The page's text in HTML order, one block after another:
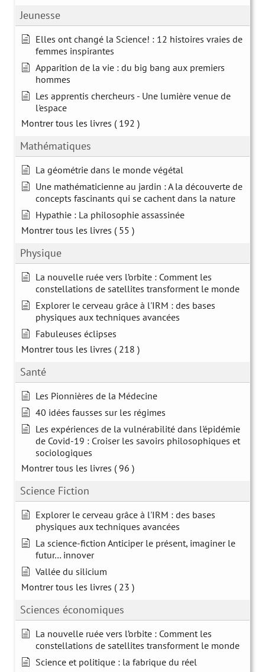
Jeunesse
Elles ont changé la Science! : 12 histoires vraies de
femmes inspirantes
Apparition de la vie : du big bang aux premiers
hommes
Les apprentis chercheurs - Une lumière venue de
l'espace
Montrer tous les livres ( 192 )
Mathématiques
La géométrie dans le monde végétal
Une mathématicienne au jardin : A la découverte de
concepts fascinants qui se cachent dans la nature
Hypathie : La philosophie assassinée
Montrer tous les livres ( 55 )
Physique
La nouvelle ruée vers l’orbite : Comment les
constellations de satellites transforment le monde
Explorer le cerveau grâce à l'IRM : des bases
physiques aux techniques avancées
Fabuleuses éclipses
Montrer tous les livres ( 218 )
Santé
Les Pionnières de la Médecine
40 idées fausses sur les régimes
Les expériences de la vulnérabilité dans l'épidémie
de Covid-19 : Croiser les savoirs philosophiques et
sociologiques
Montrer tous les livres ( 96 )
Science Fiction
Explorer le cerveau grâce à l'IRM : des bases
physiques aux techniques avancées
La science-fiction Anticiper le présent, imaginer le
futur… innover
Vallée du silicium
Montrer tous les livres ( 23 )
Sciences économiques
La nouvelle ruée vers l’orbite : Comment les
constellations de satellites transforment le monde
Science et politique : la fabrique du réel